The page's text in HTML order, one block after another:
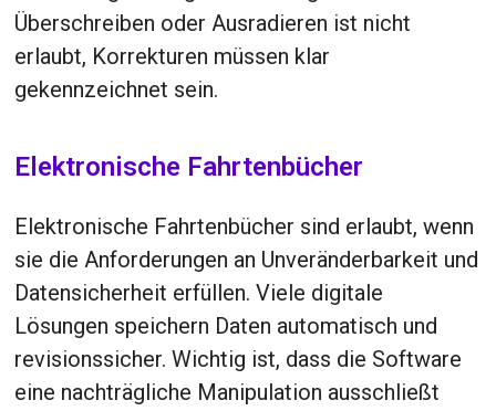
Überschreiben oder Ausradieren ist nicht
erlaubt, Korrekturen müssen klar
gekennzeichnet sein.
Elektronische Fahrtenbücher
Elektronische Fahrtenbücher sind erlaubt, wenn
sie die Anforderungen an Unveränderbarkeit und
Datensicherheit erfüllen. Viele digitale
Lösungen speichern Daten automatisch und
revisionssicher. Wichtig ist, dass die Software
eine nachträgliche Manipulation ausschließt